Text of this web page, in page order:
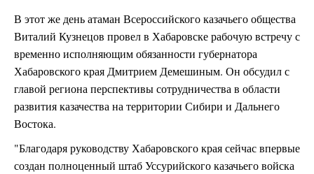
В этот же день атаман Всероссийского казачьего общества
Виталий Кузнецов провел в Хабаровске рабочую встречу с
временно исполняющим обязанности губернатора
Хабаровского края Дмитрием Демешиным. Он обсудил с
главой региона перспективы сотрудничества в области
развития казачества на территории Сибири и Дальнего
Востока.
"Благодаря руководству Хабаровского края сейчас впервые
создан полноценный штаб Уссурийского казачьего войска